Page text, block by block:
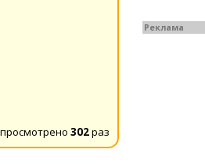
302раз
Реклама